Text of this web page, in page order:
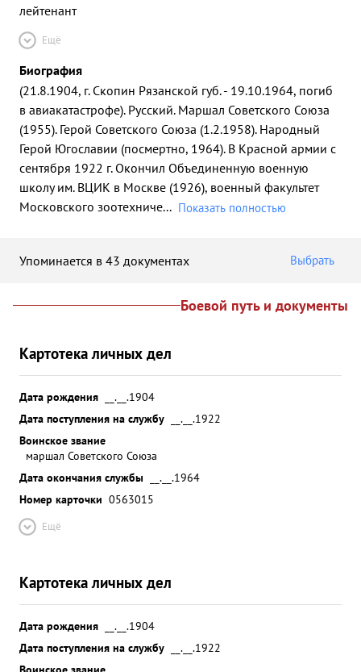
лейтенант
Ещё
Биография
(21.8.1904, г. Скопин Рязанской губ. - 19.10.1964, погиб
в авиакатастрофе). Русский. Маршал Советского Союза
(1955). Герой Советского Союза (1.2.1958). Народный
Герой Югославии (посмертно, 1964). В Красной армии с
сентября 1922 г. Окончил Объединенную военную
школу им. ВЦИК в Москве (1926), военный факультет
Московского зоотехниче... Показать полностью
Упоминается в 43 документах Выбрать
Боевой путь и документы
Картотека личных дел
Дата рождения
__.__.1904
Дата поступления на службу
__.__.1922
Воинское звание
маршал Советского Союза
Дата окончания службы
__.__.1964
Номер карточки 0563015
Ещё
Картотека личных дел
Дата рождения
__.__.1904
Дата поступления на службу
__.__.1922